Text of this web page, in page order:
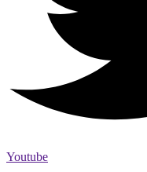
Youtube